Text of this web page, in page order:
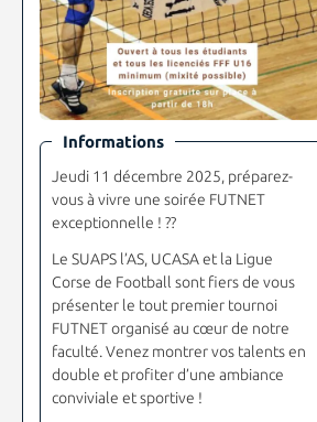
Informations
Jeudi 11 décembre 2025, préparez-
vous à vivre une soirée FUTNET
exceptionnelle ! ??
Le SUAPS l’AS, UCASA et la Ligue
Corse de Football sont fiers de vous
présenter le tout premier tournoi
FUTNET organisé au cœur de notre
faculté. Venez montrer vos talents en
double et profiter d’une ambiance
conviviale et sportive !